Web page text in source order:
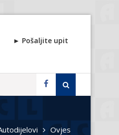
► Pošaljite upit
Search
Ovjes